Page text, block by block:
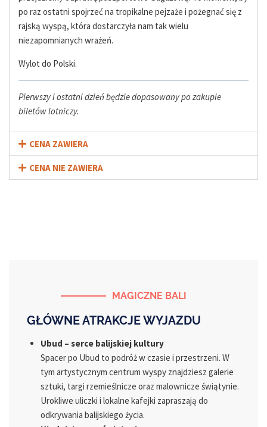
po raz ostatni spojrzeć na tropikalne pejzaże i pożegnać się z
rajską wyspą, która dostarczyła nam tak wielu
niezapomnianych wrażeń.
Wylot do Polski.
Pierwszy i ostatni dzień będzie dopasowany po zakupie
biletów lotniczy.
CENA ZAWIERA
CENA NIE ZAWIERA
MAGICZNE BALI
GŁÓWNE ATRAKCJE WYJAZDU
Ubud – serce balijskiej kultury
Spacer po Ubud to podróż w czasie i przestrzeni. W
tym artystycznym centrum wyspy znajdziesz galerie
sztuki, targi rzemieślnicze oraz malownicze świątynie.
Urokliwe uliczki i lokalne kafejki zapraszają do
odkrywania balijskiego życia.